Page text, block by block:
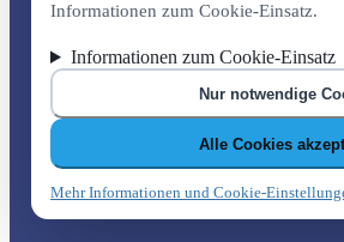
Informationen zum Cookie-Einsatz.
Informationen zum Cookie-Einsatz
Nur notwendige
Alle Cookies
Mehr Informationen und Cookie-